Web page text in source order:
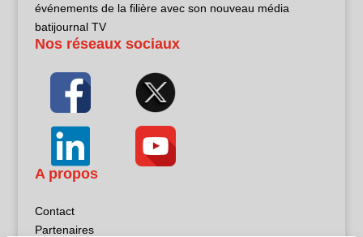
événements de la filière avec son nouveau média
batijournal TV
Nos réseaux sociaux
A propos
Contact
Partenaires